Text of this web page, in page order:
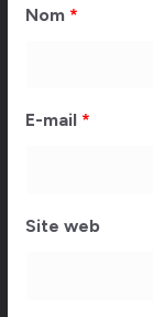
Nom *
E-mail *
Site web